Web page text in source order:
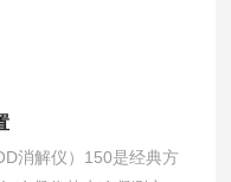
消解仪）150是经典方